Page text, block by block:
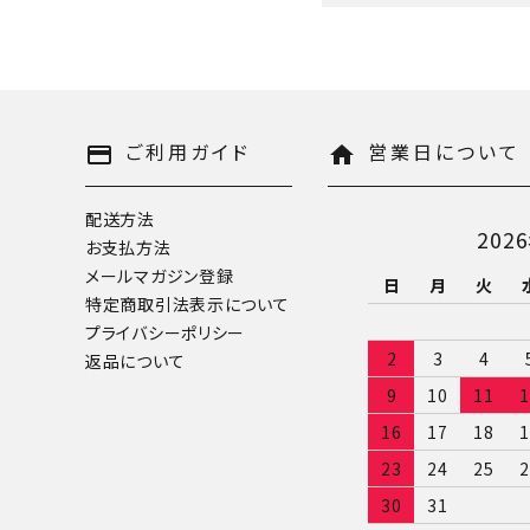
キーワード
カテゴリー
検索する
payment ご利用ガイド
配送方法
お支払方法
メールマガジン登録
特定商取引法表示について
プライバシーポリシー
返品について
home 営業日について
日 月 火
2 3 4
9
10 11
16
17 18
23
24 25
30
31